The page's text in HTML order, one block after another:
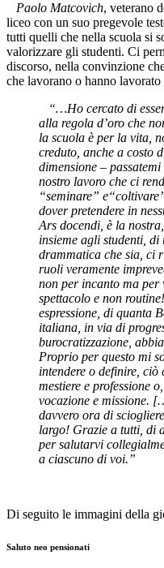
Paolo Matcovich, veterano
liceo con un suo pregevole
tutti quelli che nella scuola si
valorizzare gli studenti. Ci
discorso, nella convinzione
che lavorano o hanno lavorato
“…Ho cercato di
alla regola d’oro che
la scuola è per la vita,
creduto, anche a costo
dimensione –
nostro lavoro che ci
“seminare”
dover pretendere in
Ars docendi, è la
insieme agli studenti,
drammatica che sia, ci
ruoli veramente
non per incanto ma per
spettacolo e non
espressione, di quanta
italiana, in via di
burocratizzazione,
Proprio per questo mi
intendere o definire, ciò
mestiere e professione
vocazione e missione.
davvero ora di
largo! Grazie a tutti, di
per salutarvi
a ciascuno di voi.”
Di seguito le immagini della
Saluto neo pensionati